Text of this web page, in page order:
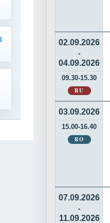
02.09.2026
-
04.09.2026
09.30-15.30
RU
03.09.2026
15.00-16.40
RO
07.09.2026
-
11.09.2026